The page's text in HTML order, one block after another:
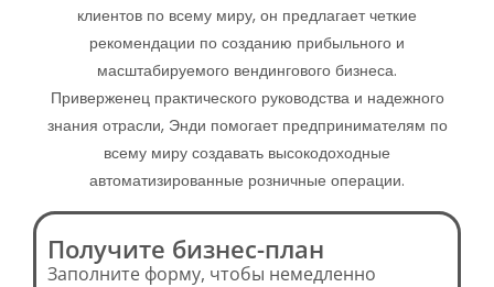
клиентов по всему миру, он предлагает четкие
рекомендации по созданию прибыльного и
масштабируемого вендингового бизнеса.
Приверженец практического руководства и надежного
знания отрасли, Энди помогает предпринимателям по
всему миру создавать высокодоходные
автоматизированные розничные операции.
Получите бизнес-план
Заполните форму, чтобы немедленно